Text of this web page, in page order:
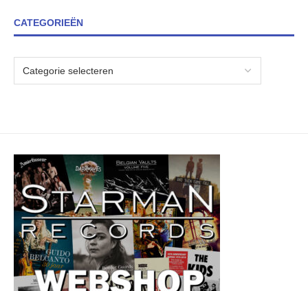
CATEGORIEËN